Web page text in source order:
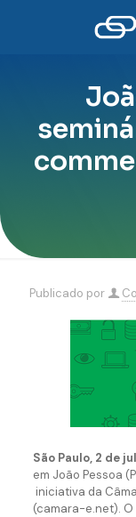
Publicado por
São Paulo, 2 de
em João Pessoa
iniciativa da
(camara-e.net).